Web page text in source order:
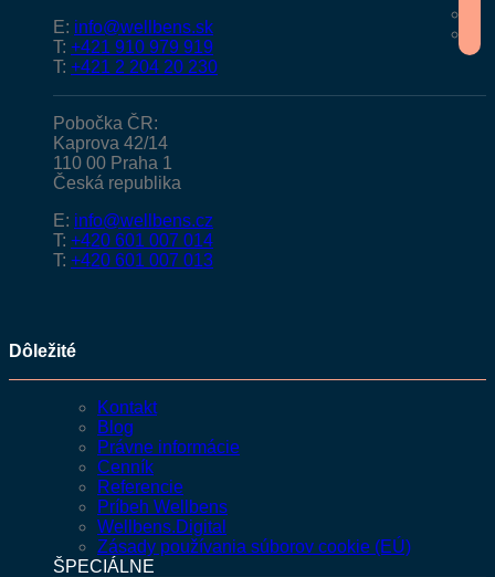
E: info@wellbens.sk
T: +421 910 979 919
T: +421 2 204 20 230
Pobočka ČR:
Kaprova 42/14
110 00 Praha 1
Česká republika
E: info@wellbens.cz
T: +420 601 007 014
T: +420 601 007 013
Dôležité
Kontakt
Blog
Právne informácie
Cenník
Referencie
Príbeh Wellbens
Wellbens.Digital
Zásady používania súborov cookie (EÚ)
ŠPECIÁLNE